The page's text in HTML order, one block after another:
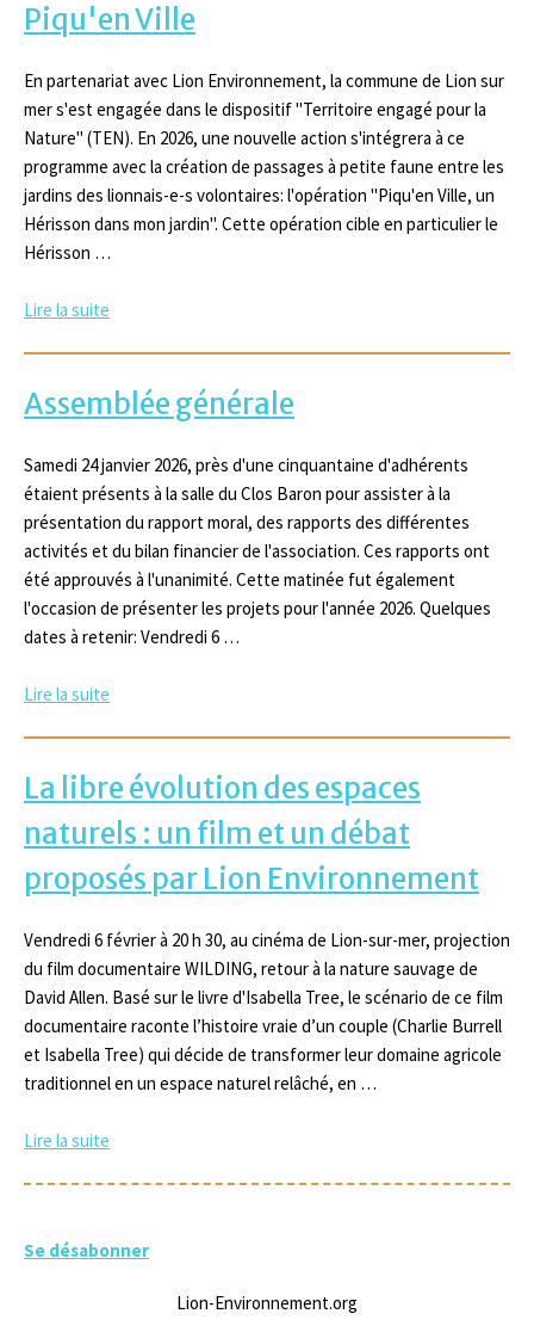
Piqu'en Ville
En partenariat avec Lion Environnement, la commune de Lion sur
mer s'est engagée dans le dispositif "Territoire engagé pour la
Nature" (TEN). En 2026, une nouvelle action s'intégrera à ce
programme avec la création de passages à petite faune entre les
jardins des lionnais-e-s volontaires: l'opération "Piqu'en Ville, un
Hérisson dans mon jardin". Cette opération cible en particulier le
Hérisson …
Lire la suite
Assemblée générale
Samedi 24 janvier 2026, près d'une cinquantaine d'adhérents
étaient présents à la salle du Clos Baron pour assister à la
présentation du rapport moral, des rapports des différentes
activités et du bilan financier de l'association. Ces rapports ont
été approuvés à l'unanimité. Cette matinée fut également
l'occasion de présenter les projets pour l'année 2026. Quelques
dates à retenir: Vendredi 6 …
Lire la suite
La libre évolution des espaces
naturels : un film et un débat
proposés par Lion Environnement
Vendredi 6 février à 20 h 30, au cinéma de Lion-sur-mer, projection
du film documentaire WILDING, retour à la nature sauvage de
David Allen. Basé sur le livre d'Isabella Tree, le scénario de ce film
documentaire raconte l’histoire vraie d’un couple (Charlie Burrell
et Isabella Tree) qui décide de transformer leur domaine agricole
traditionnel en un espace naturel relâché, en …
Lire la suite
Se désabonner
Lion-Environnement.org